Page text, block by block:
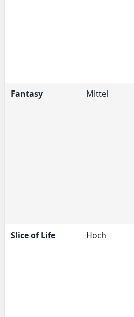
Fantasy
Mittel
Slice of Life
Hoch